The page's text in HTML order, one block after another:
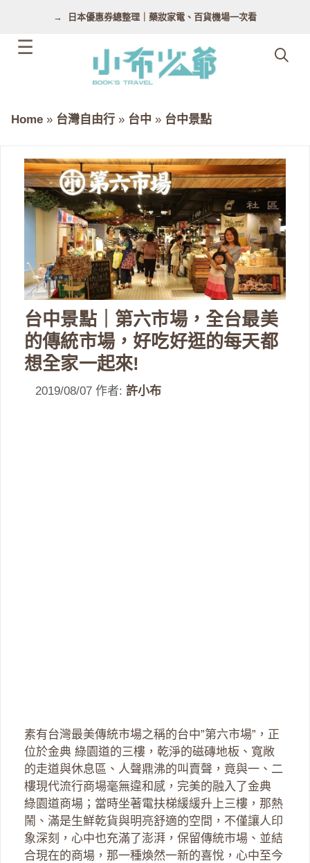
日本優惠券總整理｜藥妝家電、百貨機場一次看
Home » 台灣自由行 » 台中 » 台中景點
台中景點｜第六市場，全台最美
的傳統市場，好吃好逛的每天都
想全家一起來!
2019/08/07 作者: 許小布
素有台灣最美傳統市場之稱的台中”第六市場”，正
位於金典 綠園道的三樓，乾淨的磁磚地板、寬敞
的走道與休息區、人聲鼎沸的叫賣聲，竟與一、二
樓現代流行商場毫無違和感，完美的融入了金典
綠園道商場；當時坐著電扶梯緩緩升上三樓，那熱
鬧、滿是生鮮乾貨與明亮舒適的空間，不僅讓人印
象深刻，心中也充滿了澎湃，保留傳統市場、並結
合現在的商場，那一種煥然一新的喜悅，心中至今